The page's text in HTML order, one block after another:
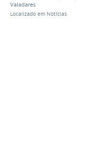
Valadares
Localizado em Notícias